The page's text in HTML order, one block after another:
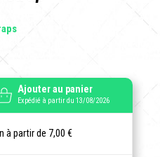
Ajouter au panier
Expédié à partir du 13/08/2026
à partir de 7,00 €